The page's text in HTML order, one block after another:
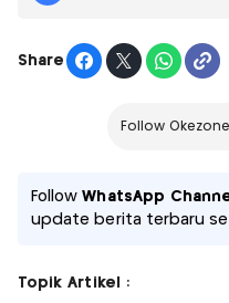
Share
Follow
FollowWhatsApp
update berita terbaru
Topik Artikel :